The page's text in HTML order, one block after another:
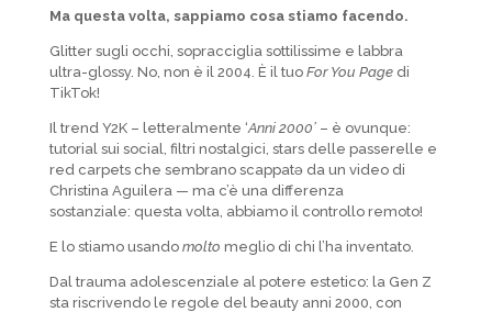
Ma questa volta, sappiamo cosa stiamo facendo.
Glitter sugli occhi, sopracciglia sottilissime e labbra
ultra-glossy. No, non è il 2004. È il tuo For You Pagedi
TikTok!
Il trend Y2K – letteralmente ‘Anni 2000’– è ovunque:
tutorial sui social, filtri nostalgici, stars delle passerelle e
red carpets che sembrano scappatə da un video di
Christina Aguilera — ma c’è una differenza
sostanziale: questa volta, abbiamo il controllo remoto!
E lo stiamo usando molto meglio di chi l’ha inventato.
Dal trauma adolescenziale al potere estetico: la Gen Z
sta riscrivendo le regole del beauty anni 2000, con